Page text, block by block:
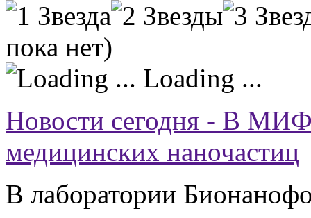
пока нет)
Loading ...
Новости сегодня - В
медицинских наночастиц
В лаборатории